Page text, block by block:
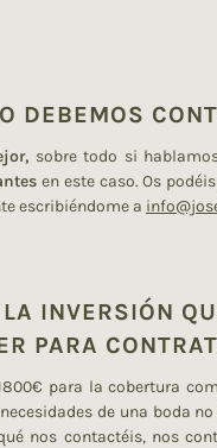
DEBEMOS
sobre todo si
en este caso. Os
escribiéndome a
INVERSIÓN
PARA
para la cobertura
de una boda
nos contactéis, nos